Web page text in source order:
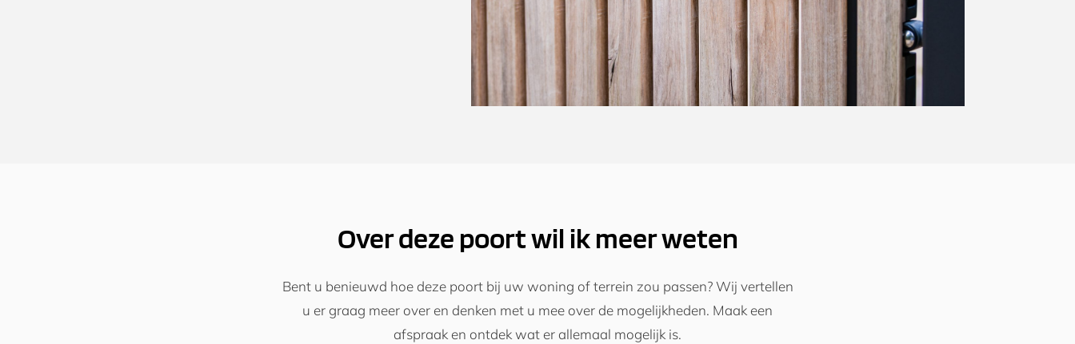
Over deze poort wil ik meer weten
Bent u benieuwd hoe deze poort bij uw woning of terrein zou passen? Wij vertellen
u er graag meer over en denken met u mee over de mogelijkheden. Maak een
afspraak en ontdek wat er allemaal mogelijk is.